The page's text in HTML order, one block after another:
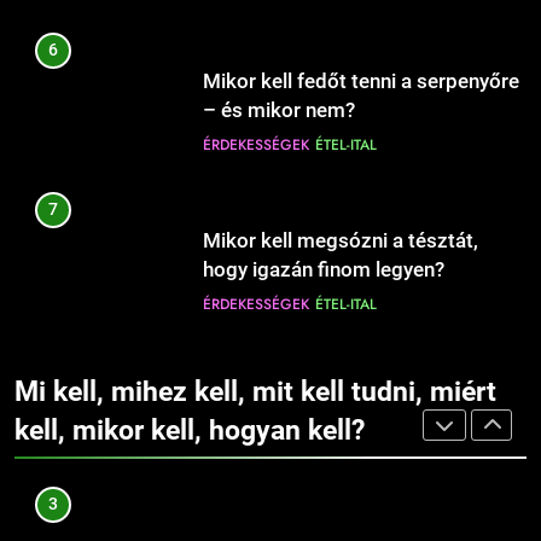
11
Hogyan védjük meg otthonunkat
az ágyi poloskáktól?
12
Hová illik húzni a karikagyűrűt:
jobb vagy bal kézre?
CSALÁD-GYEREK-KAPCSOLATOK
13
Fogszabályzó: mikor érdemes
elkezdeni a kezelést
6
Mikor kell fedőt tenni a serpenyőre
– és mikor nem?
ÉRDEKESSÉGEK ÉTEL-ITAL
7
Mikor kell megsózni a tésztát,
hogy igazán finom legyen?
ÉRDEKESSÉGEK ÉTEL-ITAL
Mikor kell a tésztát leszűrni, hogy
ne főjön túl?
ÉRDEKESSÉGEK ÉTEL-ITAL
9
Mi kell, mihez kell, mit kell tudni, miért
kell, mikor kell, hogyan kell?
Mit jelent a magas vérnyomás?
EGÉSZSÉG ÉRDEKESSÉGEK
Mit jelent az alacsony vas?
EGÉSZSÉG ÉRDEKESSÉGEK
Miért fáj a váll?
EGÉSZSÉG ÉRDEKESSÉGEK
4